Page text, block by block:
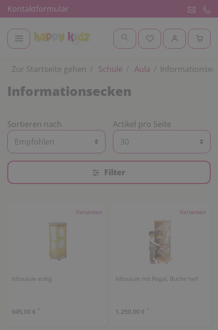
Kontaktformular
Zur Startseite gehen Schule Aula
Informationsecken
Sortieren nach Artikel pro Seite
Filter
Varianten
Infosäule eckig
945,00 € *
Varianten
Infosäule mit Regal, Buche hell
1.259,00 € *